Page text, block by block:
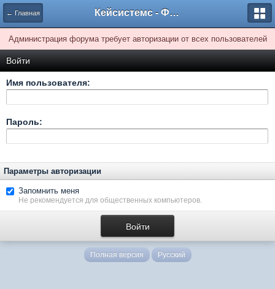
← Главная Кейсистемс - Форумы
Администрация форума требует авторизации от всех пользователей
Войти
Имя пользователя:
Пароль:
Параметры авторизации
Запомнить меня
Не рекомендуется для общественных компьютеров.
Полная версия Русский